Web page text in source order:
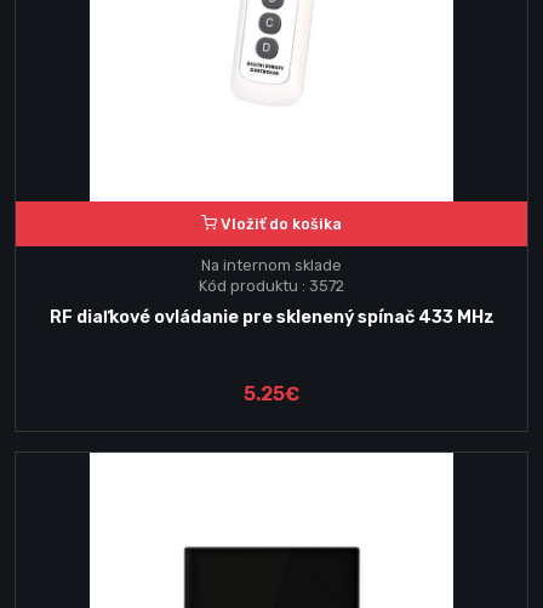
Vložiť do košika
Na internom sklade
Kód produktu : 3572
RF diaľkové ovládanie pre sklenený spínač 433 MHz
5.25€